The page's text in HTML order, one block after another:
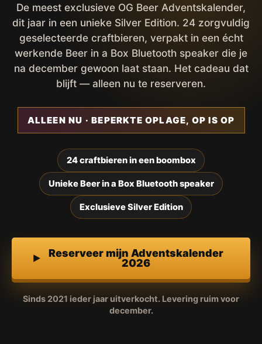
De meest exclusieve OG Beer Adventskalender,
dit jaar in een unieke Silver Edition. 24 zorgvuldig
geselecteerde craftbieren, verpakt in een écht
werkende Beer in a Box Bluetooth speaker die je
na december gewoon laat staan. Het cadeau dat
blijft — alleen nu te reserveren.
ALLEEN NU · BEPERKTE OPLAGE, OP IS OP
24 craftbieren in een boombox
Unieke Beer in a Box Bluetooth speaker
Exclusieve Silver Edition
Reserveer mijn Adventskalender
2026
Sinds 2021 ieder jaar uitverkocht. Levering ruim voor
december.